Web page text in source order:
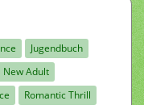
Jugendbuch
New Adult
Romantic Thrill